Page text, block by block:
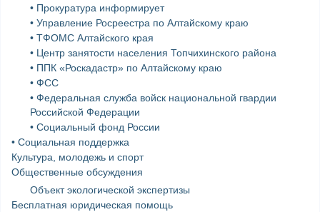
• Прокуратура информирует
• Управление Росреестра по Алтайскому краю
• ТФОМС Алтайского края
• Центр занятости населения Топчихинского района
• ППК «Роскадастр» по Алтайскому краю
• ФСС
• Федеральная служба войск национальной гвардии
Российской Федерации
• Социальный фонд России
• Социальная поддержка
Культура, молодежь и спорт
Общественные обсуждения
Объект экологической экспертизы
Бесплатная юридическая помощь